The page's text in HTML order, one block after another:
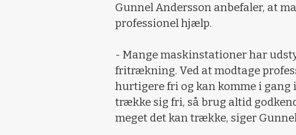
Gunnel Andersson anbefaler, at
professionel hjælp.
- Mange maskinstationer har
fritrækning. Ved at modtage
hurtigere fri og kan komme i gang
trække sig fri, så brug altid
meget det kan trække, siger